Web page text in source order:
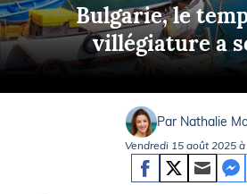
Bulgarie, le
villégiature a
Par Nathalie
Vendredi 15 août 2025